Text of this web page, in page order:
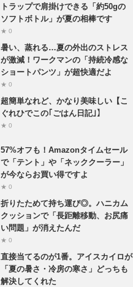
トラップで肩掛けできる「約50gの
ソフトボトル」が夏の相棒です
★ 0
暑い、蒸れる…夏の外出のストレス
が激減！ワークマンの「持続冷感な
ショートパンツ」が超快適だよ
★ 0
超簡単なれど、かなり美味しい【こ
ぐれひでこの｢ごはん日記｣】
★ 0
57%オフも！Amazonタイムセール
で「テント」や「ネッククーラー」
が今ならお買い得ですよ
★ 0
折りたためて持ち運び◎。ハニカム
クッションで「長距離移動、お尻痛
い問題」が消えたんだ
★ 0
直接当てるのが1番。アイスカイロが
「夏の暑さ・冷房の寒さ」どっちも
解決してくれた